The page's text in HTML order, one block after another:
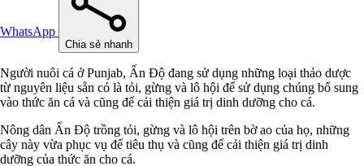
WhatsApp
Chia sẻ nhanh
Người nuôi cá ở Punjab, Ấn Độ đang sử dụng những loại thảo dược
từ nguyên liệu sẵn có là tỏi, gừng và lô hội để sử dụng chúng bổ sung
vào thức ăn cá và cũng để cải thiện giá trị dinh dưỡng cho cá.
Nông dân Ấn Độ trồng tỏi, gừng và lô hội trên bờ ao của họ, những
cây này vừa phục vụ để tiêu thụ và cũng để cải thiện giá trị dinh
dưỡng của thức ăn cho cá.